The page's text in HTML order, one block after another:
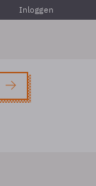
Inloggen